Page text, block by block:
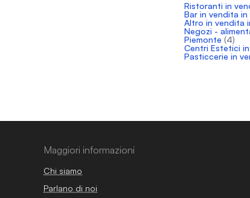
Ristoranti in
Bar in vendita in
Altro in vendita
Negozi -
Piemonte (4)
Centri Estetici
Pasticcerie in
Maggiori informazioni
Chi siamo
Parlano di noi